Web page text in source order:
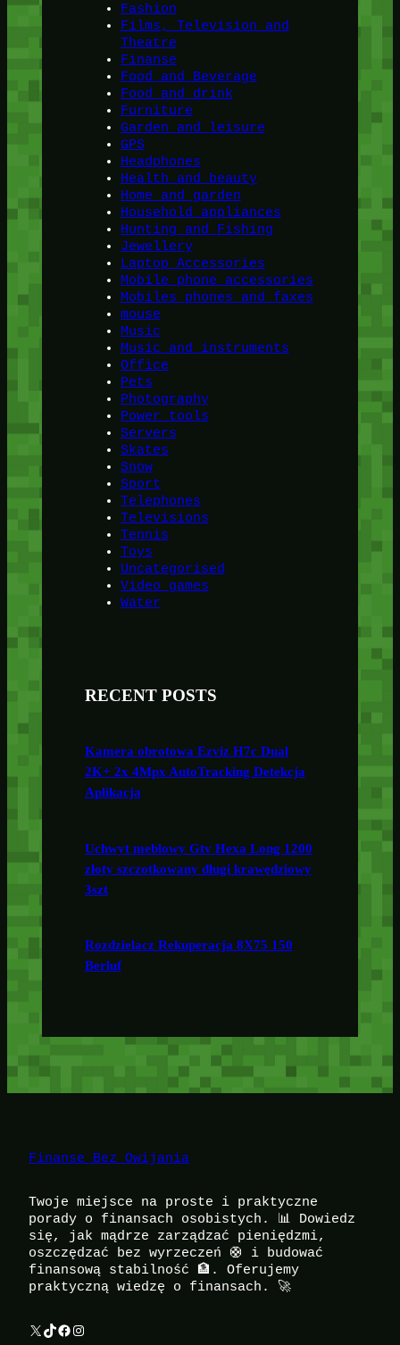
Fashion
Films, Television and
Theatre
Finanse
Food and Beverage
Food and drink
Furniture
Garden and leisure
GPS
Headphones
Health and beauty
Home and garden
Household appliances
Hunting and Fishing
Jewellery
Laptop Accessories
Mobile phone accessories
Mobiles phones and faxes
mouse
Music
Music and instruments
Office
Pets
Photography
Power tools
Servers
Skates
Snow
Sport
Telephones
Televisions
Tennis
Toys
Uncategorised
Video games
Water
RECENT POSTS
Kamera obrotowa Ezviz H7c Dual
2K+ 2x 4Mpx AutoTracking Detekcja
Aplikacja
Uchwyt meblowy Gtv Hexa Long 1200
złoty szczotkowany długi krawędziowy
3szt
Rozdzielacz Rekuperacja 8X75 150
Berluf
Finanse Bez Owijania
Twoje miejsce na proste i praktyczne
porady o finansach osobistych. 📊 Dowiedz
się, jak mądrze zarządzać pieniędzmi,
oszczędzać bez wyrzeczeń 🛟 i budować
finansową stabilność 🏦. Oferujemy
praktyczną wiedzę o finansach. 🚀
X TikTok Facebook Instagram